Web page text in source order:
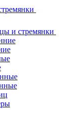
и стремянки